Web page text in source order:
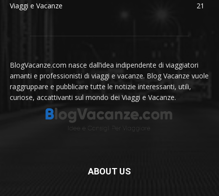
Viaggi e Vacanze
21
BlogVacanze.com nasce dall’idea indipendente di viaggiatori
amanti e professionisti di viaggi e vacanze. Blog Vacanze vuole
raggruppare e pubblicare tutte le notizie interessanti, utili,
curiose, accattivanti sul mondo dei Viaggi e Vacanze.
ABOUT US